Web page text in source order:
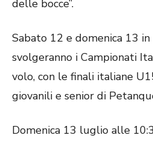
delle bocce”.
Sabato 12 e domenica 13
svolgeranno i Campionati
volo, con le finali italiane
giovanili e senior di
Domenica 13 luglio alle